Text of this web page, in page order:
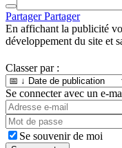
PartagerPartager
En affichant la publicité
développement du site et
Classer par :
Se connecter avec un e-
Se souvenir de moi